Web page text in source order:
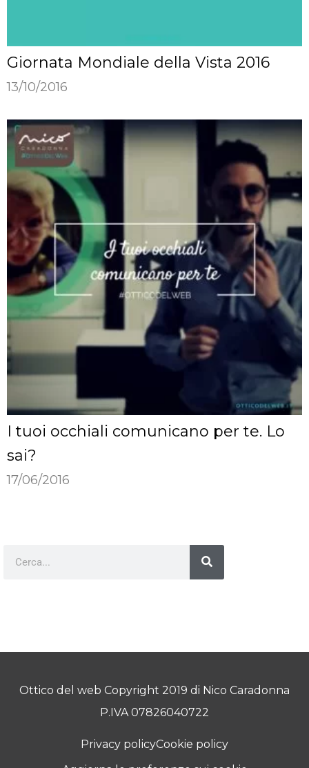
Giornata Mondiale della Vista 2016
13/10/2016
I tuoi occhiali comunicano per te. Lo
sai?
17/06/2016
Ottico del web Copyright 2019 di Nico Caradonna
P.IVA 07826040722
Privacy policyCookie policy